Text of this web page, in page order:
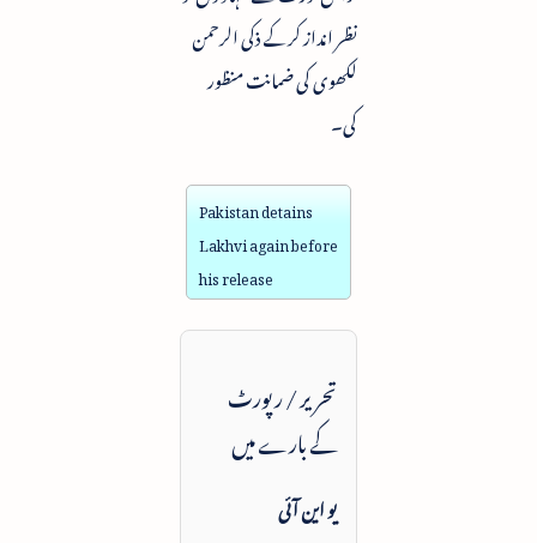
نظر انداز کرکے ذکی الرحمن
لکھوی کی ضمانت منظور
کی۔
Pakistan detains
Lakhvi again before
his release
تحریر / رپورٹ
کے بارے میں
یو این آئی